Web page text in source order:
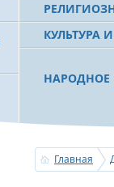
КУЛЬТУРА
НАРОДНОЕ
Главная